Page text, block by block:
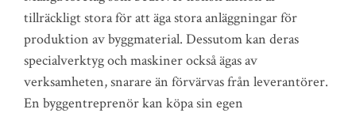
tillräckligt stora för att äga stora anläggningar för
produktion av byggmaterial. Dessutom kan deras
specialverktyg och maskiner också ägas av
verksamheten, snarare än förvärvas från leverantörer.
En byggentreprenör kan köpa sin egen